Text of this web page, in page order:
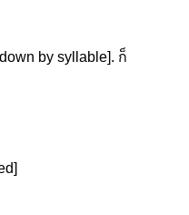
by syllable]. ก็